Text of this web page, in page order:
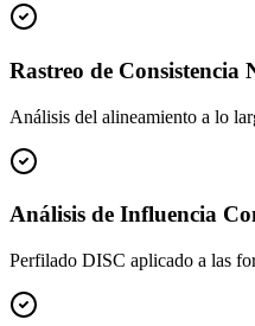
Rastreo de Consistencia
Análisis del alineamiento a lo
Análisis de Influencia
Perfilado DISC aplicado a las